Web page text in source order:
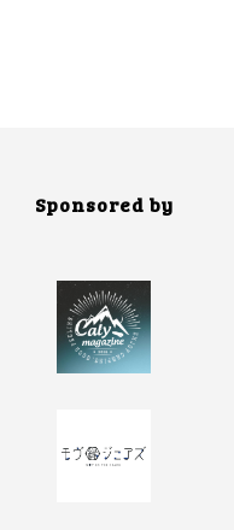
Sponsored by